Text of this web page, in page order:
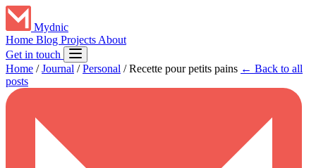
Mydnic
Home Blog Projects About
Get in touch
Home / Journal / Personal / Recette pour petits pains ← Back to all
posts